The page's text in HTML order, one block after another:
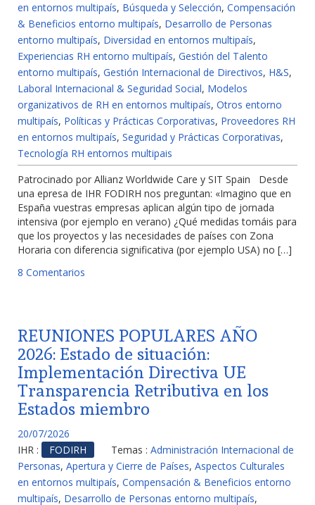
en entornos multipaís, Búsqueda y Selección, Compensación
& Beneficios entorno multipaís, Desarrollo de Personas
entorno multipaís, Diversidad en entornos multipaís,
Experiencias RH entorno multipaís, Gestión del Talento
entorno multipaís, Gestión Internacional de Directivos, H&S,
Laboral Internacional & Seguridad Social, Modelos
organizativos de RH en entornos multipaís, Otros entorno
multipaís, Políticas y Prácticas Corporativas, Proveedores RH
en entornos multipaís, Seguridad y Prácticas Corporativas,
Tecnología RH entornos multipais
Patrocinado por Allianz Worldwide Care y SIT Spain Desde
una epresa de IHR FODIRH nos preguntan: «Imagino que en
España vuestras empresas aplican algún tipo de jornada
intensiva (por ejemplo en verano) ¿Qué medidas tomáis para
que los proyectos y las necesidades de países con Zona
Horaria con diferencia significativa (por ejemplo USA) no […]
8 Comentarios
REUNIONES POPULARES AÑO
2026: Estado de situación:
Implementación Directiva UE
Transparencia Retributiva en los
Estados miembro
20/07/2026
IHR :
FODIRH Temas : Administración Internacional de
Personas, Apertura y Cierre de Países, Aspectos Culturales
en entornos multipaís, Compensación & Beneficios entorno
multipaís, Desarrollo de Personas entorno multipaís,